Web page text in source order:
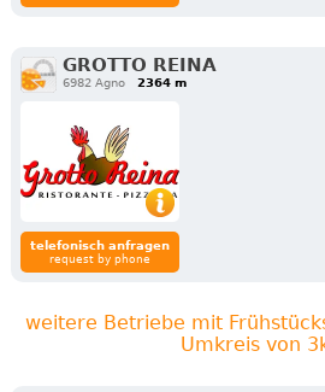
GROTTO REINA
6982 Agno 2364 m
telefonisch anfragen
request by phone
weitere Betriebe mit
Umkreis von